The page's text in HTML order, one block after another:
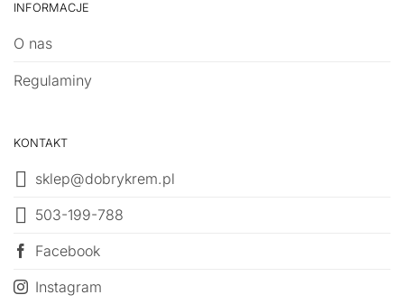
INFORMACJE
O nas
Regulaminy
KONTAKT
sklep@dobrykrem.pl
503-199-788
Facebook
Instagram